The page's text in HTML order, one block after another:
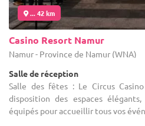
... 42 km
Casino Resort Namur
Namur - Province de Namur (WNA)
Salle de réception
Salle des fêtes : Le Circus
disposition des espaces
équipés pour accueillir tous vos